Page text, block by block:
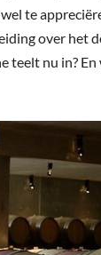
te
over het
teelt nu in?